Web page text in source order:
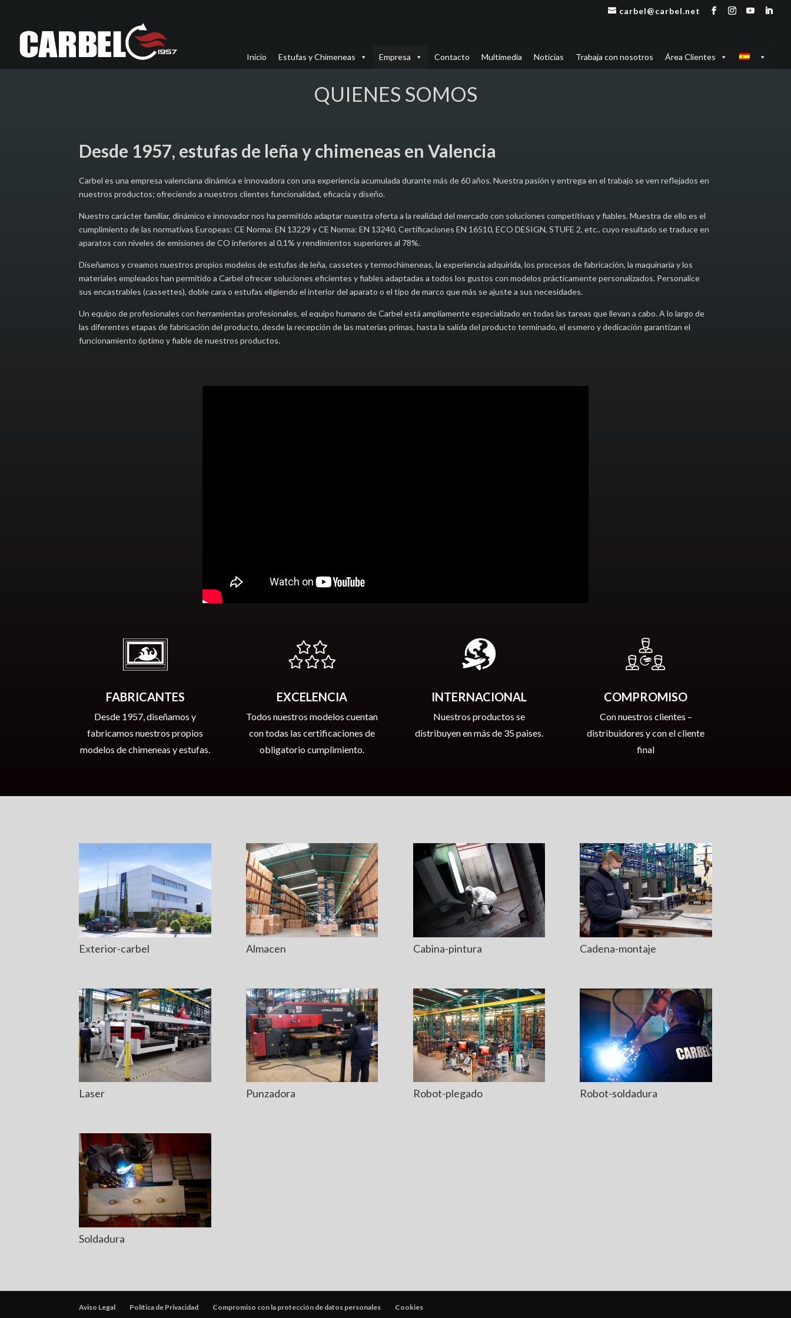
carbel@carbel.net
Inicio Estufas y Chimeneas Empresa Contacto Multimedia Noticias Trabaja con nosotros Área Clientes
QUIENES SOMOS
Desde 1957, estufas de leña y chimeneas en Valencia
Carbel es una empresa valenciana dinámica e innovadora con una experiencia acumulada durante más de 60 años. Nuestra pasión y entrega en el trabajo se ven reflejados en
nuestros productos; ofreciendo a nuestros clientes funcionalidad, eficacia y diseño.
Nuestro carácter familiar, dinámico e innovador nos ha permitido adaptar nuestra oferta a la realidad del mercado con soluciones competitivas y fiables. Muestra de ello es el
cumplimiento de las normativas Europeas: CE Norma: EN 13229 y CE Norma: EN 13240, Certificaciones EN 16510, ECO DESIGN, STUFE 2, etc.. cuyo resultado se traduce en
aparatos con niveles de emisiones de CO inferiores al 0,1% y rendimientos superiores al 78%.
Diseñamos y creamos nuestros propios modelos de estufas de leña, cassetes y termochimeneas, la experiencia adquirida, los procesos de fabricación, la maquinaria y los
materiales empleados han permitido a Carbel ofrecer soluciones eficientes y fiables adaptadas a todos los gustos con modelos prácticamente personalizados. Personalice
sus encastrables (cassettes), doble cara o estufas eligiendo el interior del aparato o el tipo de marco que más se ajuste a sus necesidades.
Un equipo de profesionales con herramientas profesionales, el equipo humano de Carbel está ampliamente especializado en todas las tareas que llevan a cabo. A lo largo de
las diferentes etapas de fabricación del producto, desde la recepción de las materias primas, hasta la salida del producto terminado, el esmero y dedicación garantizan el
funcionamiento óptimo y fiable de nuestros productos.
FABRICANTES
Desde 1957, diseñamos y
fabricamos nuestros propios
modelos de chimeneas y estufas.
EXCELENCIA
Todos nuestros modelos cuentan
con todas las certificaciones de
obligatorio cumplimiento.
INTERNACIONAL
Nuestros productos se
distribuyen en más de 35 paises.
COMPROMISO
Con nuestros clientes –
distribuidores y con el cliente
final
Exterior-carbel Almacen Cabina-pintura Cadena-montaje
Laser Punzadora Robot-plegado Robot-soldadura
Soldadura
Aviso Legal Política de Privacidad Compromiso con la protección de datos personales Cookies